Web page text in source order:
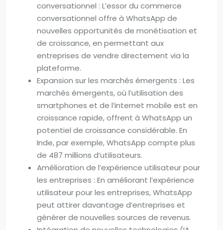
conversationnel : L’essor du commerce
conversationnel offre à WhatsApp de
nouvelles opportunités de monétisation et
de croissance, en permettant aux
entreprises de vendre directement via la
plateforme.
Expansion sur les marchés émergents : Les
marchés émergents, où l’utilisation des
smartphones et de l’internet mobile est en
croissance rapide, offrent à WhatsApp un
potentiel de croissance considérable. En
Inde, par exemple, WhatsApp compte plus
de 487 millions d’utilisateurs.
Amélioration de l’expérience utilisateur pour
les entreprises : En améliorant l’expérience
utilisateur pour les entreprises, WhatsApp
peut attirer davantage d’entreprises et
générer de nouvelles sources de revenus.